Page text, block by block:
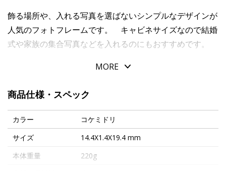
飾る場所や、入れる写真を選ばないシンプルなデザインが
人気のフォトフレームです。 キャビネサイズなので結婚
式や家族の集合写真などを入れるのにもおすすめです。
MORE
商品仕様・スペック
カラー
コケミドリ
サイズ
14.4X1.4X19.4 mm
本体重量
220g